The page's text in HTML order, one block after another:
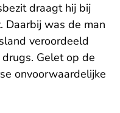
draagt hij bij
Daarbij was de man
veroordeeld
Gelet op de
onvoorwaardelijke